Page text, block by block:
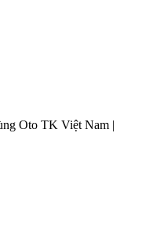
Oto TK Việt Nam |